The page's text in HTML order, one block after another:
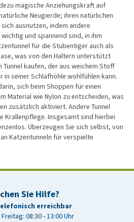
magische Anziehungskraft auf
Neugierde; ihren natürlichen
ausnutzen, indem andere
und spannend sind, in ihm
für die Stubentiger auch als
was von den Haltern unterstützt
Tunnel kaufen, der aus weichem Stoff
seiner Schlafhöhle wohlfühlen kann.
sich beim Shoppen für einen
Material wie Nylon zu entscheiden, was
zusätzlich aktiviert. Andere Tunnel
Krallenpflege. Insgesamt sind hierbei
Überzeugen Sie sich selbst, von
Katzentunneln für verspielte
Sie Hilfe?
erreichbar
08:30 - 13:00 Uhr